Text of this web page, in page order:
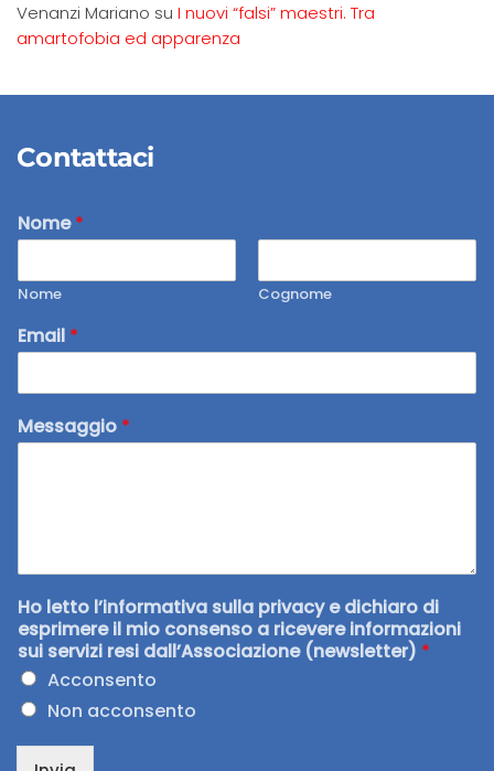
Venanzi Mariano su I nuovi “falsi” maestri. Tra
amartofobia ed apparenza
Contattaci
Nome*
Nome Cognome
Email *
Messaggio *
Ho letto l’informativa sulla privacy e dichiaro di
esprimere il mio consenso a ricevere informazioni
sui servizi resi dall’Associazione (newsletter) *
Acconsento
Non acconsento